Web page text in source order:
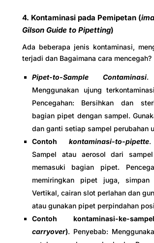
4. Kontaminasi pada Pemipetan (
Gilson Guide to Pipetting)
Ada beberapa jenis kontaminasi,
terjadi dan Bagaimana cara mencegah?
Pipet-to-Sample Contaminasi.
Menggunakan ujung
Pencegahan: Bersihkan dan
bagian pipet dengan sampel.
dan ganti setiap sampel perubahan
Contoh kontaminasi-to-pipette.
Sampel atau aerosol dari
memasuki bagian pipet.
memiringkan pipet juga,
Vertikal, cairan slot perlahan dan
atau gunakan pipet perpindahan
Contoh kontaminasi-ke-
carryover). Penyebab: